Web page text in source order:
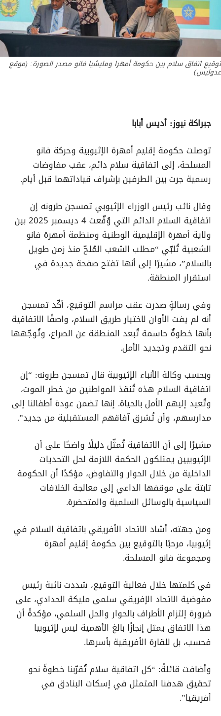
توقيع اتفاق سلام بين حكومة أمهرا ومليشيا فانو مصدر الصورة: (موقع
عدوليس)
جبراكة نيوز: أديس أبابا
توصلت حكومة إقليم أمهرة الإثيوبية وحركة فانو
المسلحة، إلى اتفاقية سلام دائم، عقب مفاوضات
رسمية جرت بين الطرفين بإشراف قياداتهما قبل أيام.
وقال نائب رئيس الوزراء الإثيوبي تمسجن طرونه إن
اتفاقية السلام الدائم التي وُقّعت 4 ديسمبر 2025 بين
ولاية أمهرة الإقليمية الوطنية ومنظمة أمهرة فانو
الشعبية تُلبّي “مطلب الشعب المُلحّ منذ زمن طويل
بالسلام”، مشيرًا إلى أنها تفتح صفحة جديدة في
استقرار المنطقة.
وفي رسالةٍ صدرت عقب مراسم التوقيع، أكّد تمسجن
أنه لم يفت الأوان لاختيار طريق السلام، واصفًا الاتفاقية
بأنها خطوةٌ حاسمة تُبعد المنطقة عن الصراع، وتُوجّهها
نحو التقدم وتجديد الأمل.
وبحسب وكالة الأنباء الإثيوبية قال تمسجن طرونه: “إن
اتفاقية السلام هذه تُنقذ المواطنين من خطر الموت،
وتُعيد إليهم الأمل بالحياة. إنها تضمن عودة أطفالنا إلى
مدارسهم، وأن تُشرق آفاقهم المستقبلية من جديد”.
مشيرًا إلى أن الاتفاقية تُمثّل دليلًا واضحًا على أن
الإثيوبيين يمتلكون الحكمة اللازمة لحل التحديات
الداخلية من خلال الحوار والتفاوض، مؤكدًا أن الحكومة
ثابتة على موقفها الداعي إلى معالجة الخلافات
السياسية بالوسائل السلمية والمتحضرة.
ومن جهته، أشاد الاتحاد الأفريقي باتفاقية السلام في
إثيوبيا، مرحبًا بالتوقيع بين حكومة إقليم أمهرة
ومجموعة فانو المسلحة.
في كلمتها خلال فعالية التوقيع، شددت نائبة رئيس
مفوضية الاتحاد الإفريقي سلمى مليكة الحدادي، على
ضرورة إلتزام الأطراف بالحوار والحل السلمي، مؤكدةً أن
هذا الاتفاق يمثل إنجازًا بالغ الأهمية ليس لإثيوبيا
فحسب، بل للقارة الأفريقية بأسرها.
وأضافت قائلةً: “كل اتفاقية سلام تُقرّبنا خطوةً نحو
تحقيق هدفنا المتمثل في إسكات البنادق في
أفريقيا”.